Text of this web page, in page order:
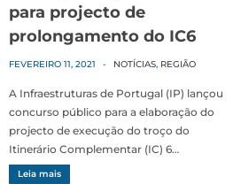
para projecto de
prolongamento do IC6
FEVEREIRO 11, 2021 - NOTÍCIAS, REGIÃO
A Infraestruturas de Portugal (IP) lançou
concurso público para a elaboração do
projecto de execução do troço do
Itinerário Complementar (IC) 6…
Leia mais